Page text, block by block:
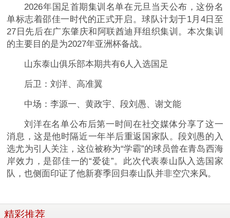
2026年国足首期集训名单在元旦当天公布，这份名
单标志着邵佳一时代的正式开启。球队计划于1月4日至
27日先后在广东肇庆和阿联酋迪拜组织集训。本次集训
的主要目的是为2027年亚洲杯备战。
山东泰山俱乐部本期共有6人入选国足
后卫：刘洋、高准翼
中场：李源一、黄政宇、段刘愚、谢文能
刘洋在名单公布后第一时间在社交媒体分享了这一
消息，这是他时隔近一年半后重返国家队。段刘愚的入
选尤为引人关注，这位被称为“学霸”的球员曾在青岛西海
岸效力，是邵佳一的“爱徒”。此次代表泰山队入选国家
队，也侧面印证了他新赛季回归泰山队并非空穴来风。
精彩推荐